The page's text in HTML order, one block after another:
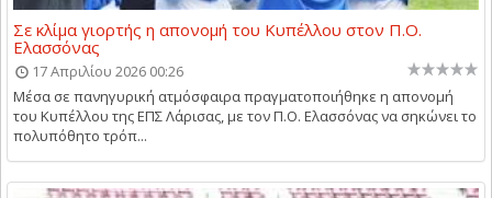
Σε κλίμα γιορτής η απονομή του Κυπέλλου στον Π.Ο.
Ελασσόνας
17 Απριλίου 2026 00:26
Μέσα σε πανηγυρική ατμόσφαιρα πραγματοποιήθηκε η απονομή
του Κυπέλλου της ΕΠΣ Λάρισας, με τον Π.Ο. Ελασσόνας να σηκώνει το
πολυπόθητο τρόπ...